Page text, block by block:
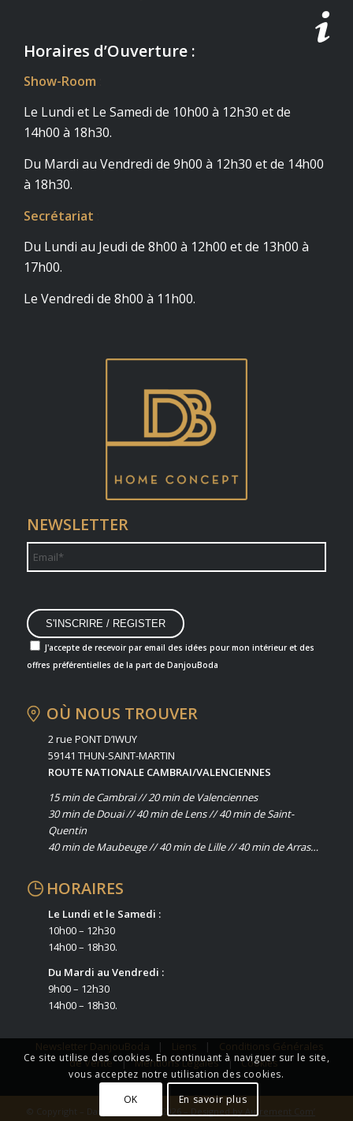
Horaires d’Ouverture :
Show-Room
Le Lundi et Le Samedi de 10h00 à 12h30 et de
14h00 à 18h30.
Du Mardi au Vendredi de 9h00 à 12h30 et de 14h00
à 18h30.
Secrétariat
Du Lundi au Jeudi de 8h00 à 12h00 et de 13h00 à
17h00.
Le Vendredi de 8h00 à 11h00.
NEWSLETTER
J'accepte de recevoir par email des idées pour mon intérieur et des
offres préférentielles de la part de DanjouBoda
OÙ NOUS TROUVER
2 rue PONT D’IWUY
59141 THUN-SAINT-MARTIN
ROUTE NATIONALE CAMBRAI/VALENCIENNES
15 min de Cambrai // 20 min de Valenciennes
30 min de Douai // 40 min de Lens // 40 min de Saint-
Quentin
40 min de Maubeuge // 40 min de Lille // 40 min de Arras…
HORAIRES
Le Lundi et le Samedi :
10h00 – 12h30
14h00 – 18h30.
Du Mardi au Vendredi :
9h00 – 12h30
14h00 – 18h30.
Newsletter DanjouBoda | Liens |
Conditions Générales
de Vente
| Mentions Légales | Cookies
© Copyright – DanjouBoda 1962/2026 – Designed by Autrement Com’
Ce site utilise des cookies. En continuant à naviguer sur le site,
vous acceptez notre utilisation des cookies.
OK
En savoir plus